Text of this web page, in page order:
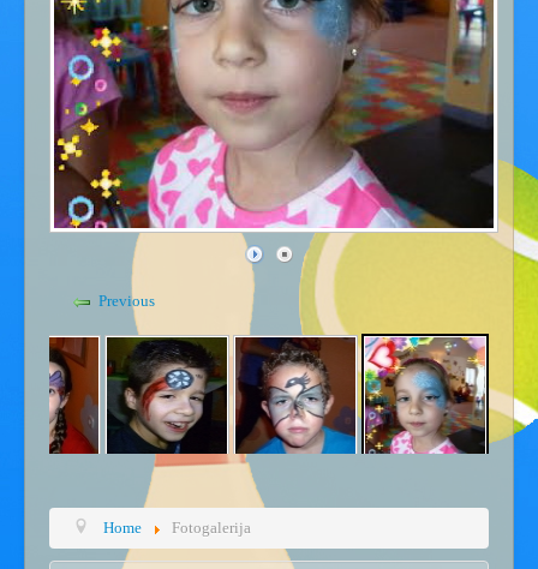
Kućni red
Previous
Home Fotogalerija